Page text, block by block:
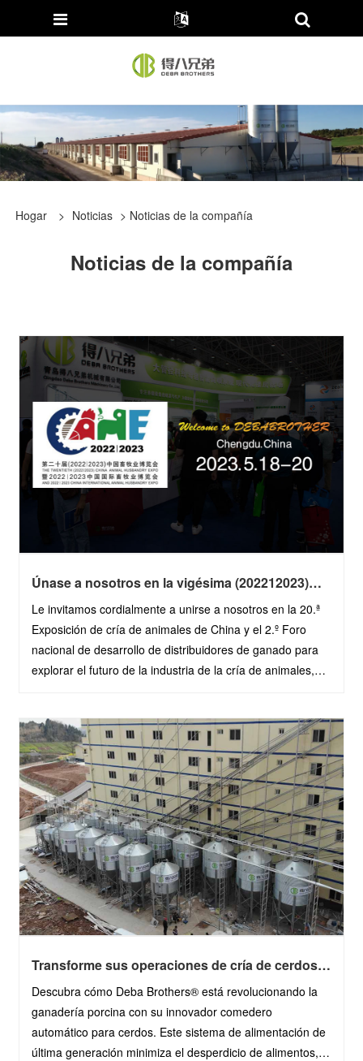
Hogar > Noticias > Noticias de la compañía
Noticias de la compañía
Únase a nosotros en la vigésima (202212023)
equipos de vanguardia y servicios profesionales
Le invitamos cordialmente a unirse a nosotros en la 20.ª
Exposición de cría de animales de China y el 2.º Foro
nacional de desarrollo de distribuidores de ganado para
explorar el futuro de la industria de la cría de animales,
Transforme sus operaciones de cría de cerdos
Brothers®
Descubra cómo Deba Brothers® está revolucionando la
ganadería porcina con su innovador comedero
automático para cerdos. Este sistema de alimentación de
última generación minimiza el desperdicio de alimentos,